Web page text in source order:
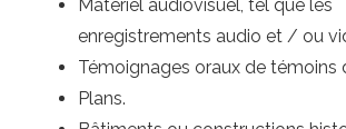
Matériel audiovisuel, tel que les
enregistrements audio et / ou
Témoignages oraux de témoins
Plans.